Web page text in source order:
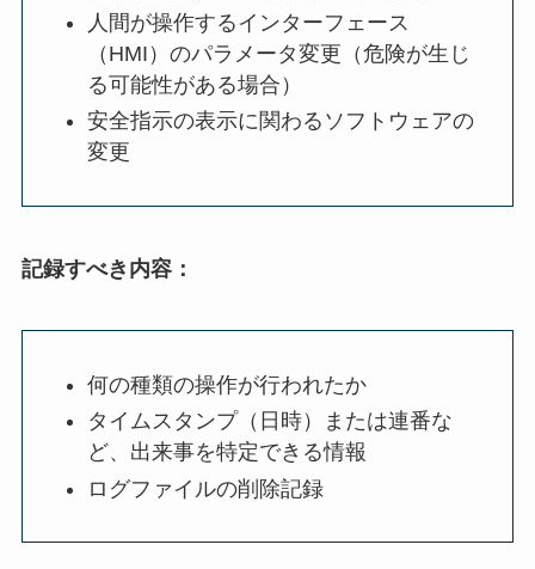
人間が操作するインターフェース
（HMI）のパラメータ変更（危険が生じ
る可能性がある場合）
安全指示の表示に関わるソフトウェアの
変更
記録すべき内容：
何の種類の操作が行われたか
タイムスタンプ（日時）または連番な
ど、出来事を特定できる情報
ログファイルの削除記録